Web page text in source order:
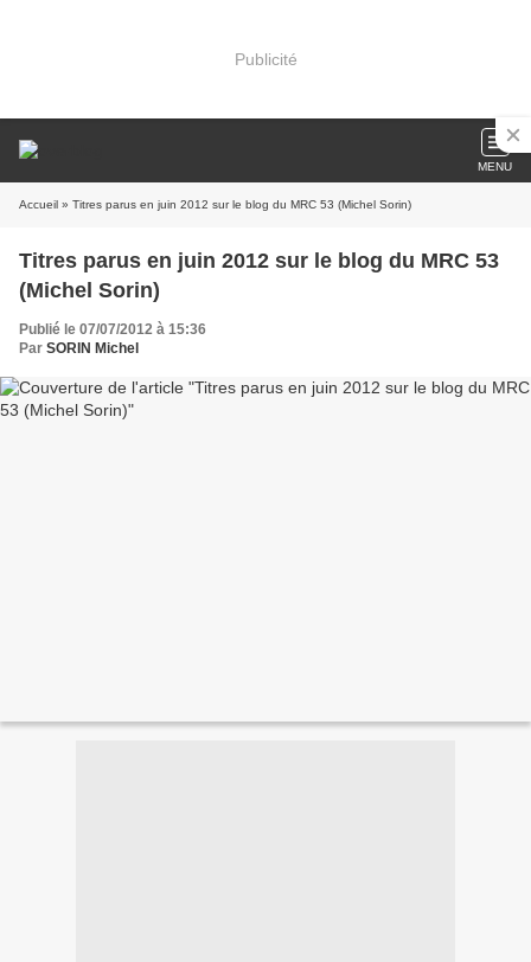
Publicité
MENU
Accueil » Titres parus en juin 2012 sur le blog du MRC 53 (Michel Sorin)
Titres parus en juin 2012 sur le blog du MRC 53
(Michel Sorin)
Publié le 07/07/2012 à 15:36
Par SORIN Michel